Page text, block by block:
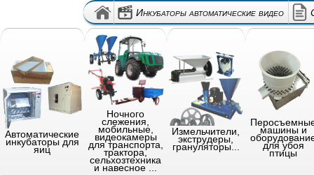
Инкубаторы автоматические видео
Автоматические
инкубаторы для
яиц
Ночного
слежения,
мобильные,
видеокамеры
для транспорта,
трактора,
сельхозтехника
и навесное ...
Измельчители,
экструдеры,
грануляторы...
машины и
для убоя
птицы